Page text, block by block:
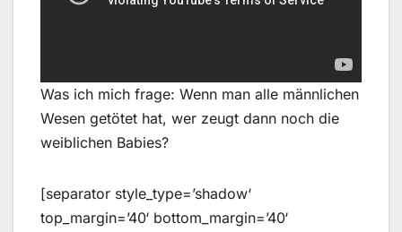
Was ich mich frage: Wenn man alle männlichen
Wesen getötet hat, wer zeugt dann noch die
weiblichen Babies?
[separator style_type=’shadow‘
top_margin=’40‘ bottom_margin=’40‘